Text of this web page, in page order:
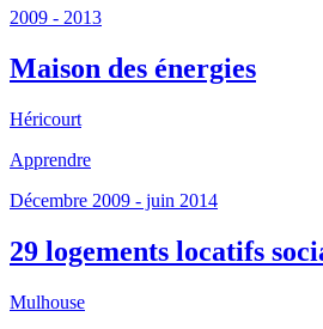
2009 - 2013
Maison des énergies
Héricourt
Apprendre
Décembre 2009 - juin 2014
29 logements locatifs
Mulhouse